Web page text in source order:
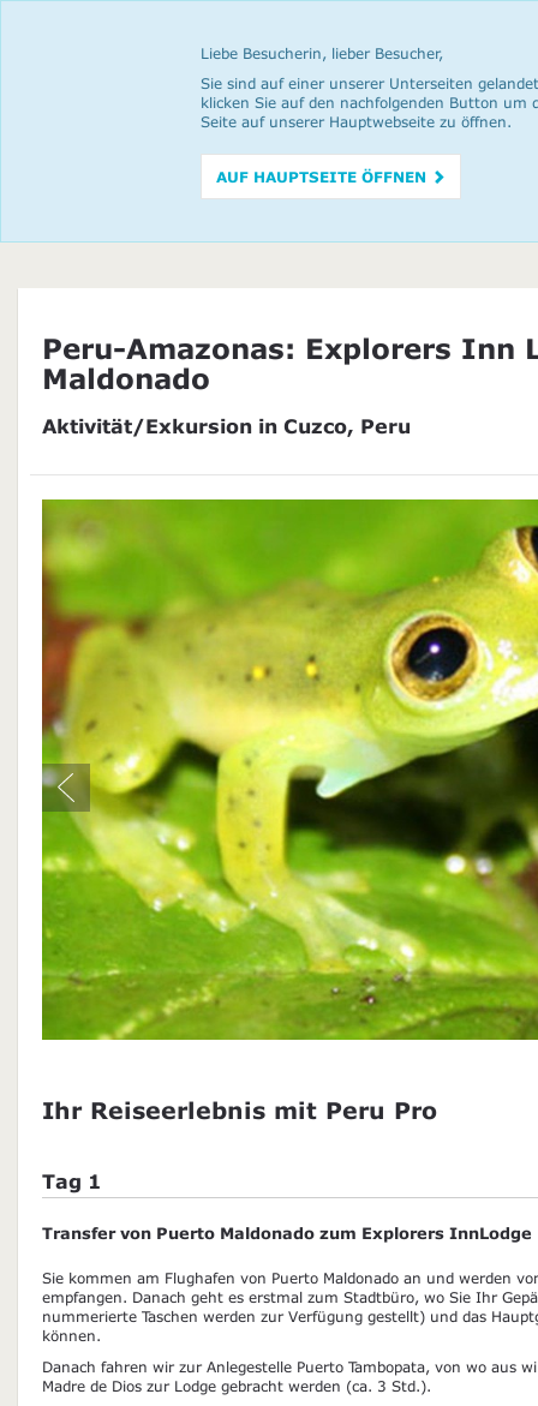
Liebe Besucherin, lieber Besucher,
Sie sind auf einer unserer Unterseiten
klicken Sie auf den nachfolgenden Button um
Seite auf unserer Hauptwebseite zu öffnen.
AUF HAUPTSEITE ÖFFNEN
Peru-Amazonas: Explorers Inn
Maldonado
Aktivität/Exkursion in Cuzco, Peru
Ihr Reiseerlebnis mit Peru Pro
Tag 1
Transfer von Puerto Maldonado zum Explorers InnLodge
Sie kommen am Flughafen von Puerto Maldonado an und werden
empfangen. Danach geht es erstmal zum Stadtbüro, wo Sie Ihr
nummerierte Taschen werden zur Verfügung gestellt) und das
können.
Danach fahren wir zur Anlegestelle Puerto Tambopata, von wo aus
Madre de Dios zur Lodge gebracht werden (ca. 3 Std.).